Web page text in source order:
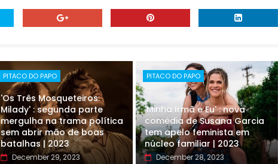
PITACO DO PAPO
'Os Três Mosqueteiros:
Milady' : segunda parte
mergulha na trama política
sem abrir mão de boas
batalhas | 2023
December 29, 2023
PITACO DO PAPO
'Minha Irmã e Eu' : nova
comédia de Susana Garcia
tem apelo feminista em
núcleo familiar | 2023
December 28, 2023